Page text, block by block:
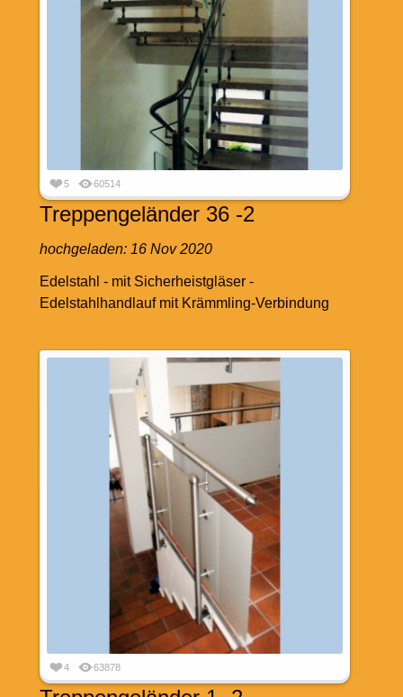
5 60514
Treppengeländer 36 -2
hochgeladen: 16 Nov 2020
Edelstahl - mit Sicherheistgläser -
Edelstahlhandlauf mit Krämmling-Verbindung
4 63878